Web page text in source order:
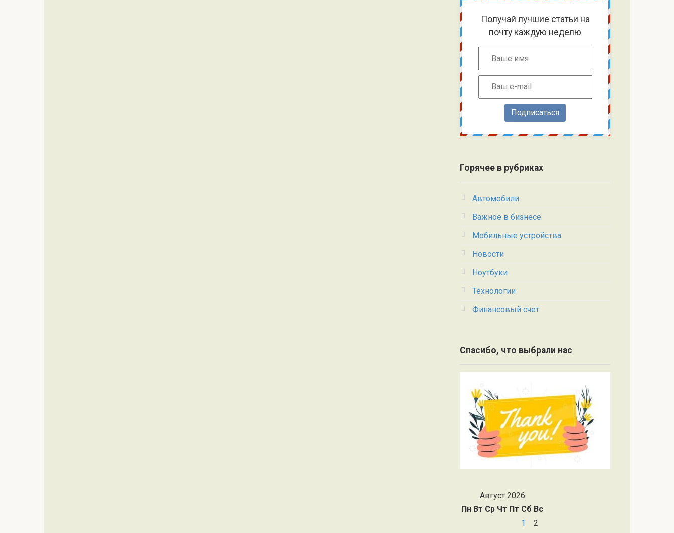
Получай лучшие статьи на
почту каждую неделю
Подписаться
Горячее в рубриках
Автомобили
Важное в бизнесе
Мобильные устройства
Новости
Ноутбуки
Технологии
Финансовый счет
Спасибо, что выбрали нас
Август 2026
Пн Вт Ср Чт Пт Сб Вс
1
2